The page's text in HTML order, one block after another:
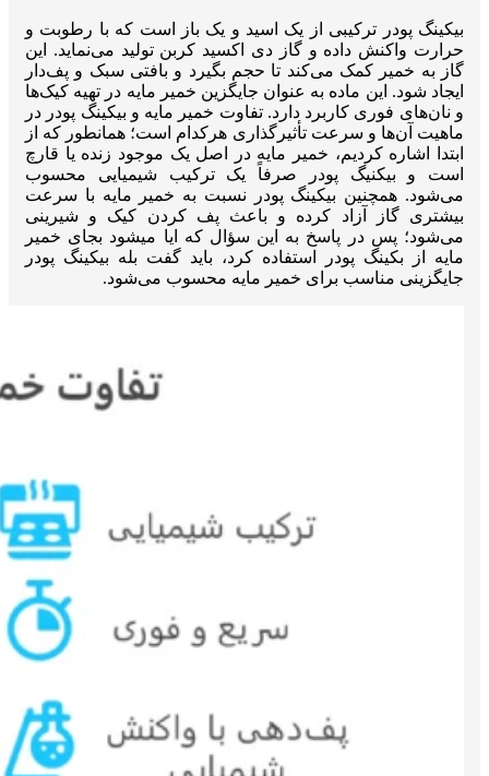
بیکینگ پودر ترکیبی از یک اسید و یک باز است که با رطوبت و
حرارت واکنش داده و گاز دی ‌اکسید کربن تولید می‌نماید. این
گاز به خمیر کمک می‌کند تا حجم بگیرد و بافتی سبک و پف‌دار
ایجاد شود. این ماده به عنوان جایگزین خمیر مایه در تهیه کیک‌ها
و نان‌های فوری کاربرد دارد. تفاوت خمیر مایه و بیکینگ پودر در
ماهیت آن‌ها و سرعت تأثیرگذاری هرکدام است؛ همانطور که از
ابتدا اشاره کردیم، خمیر مایه در اصل یک موجود زنده یا قارچ
است و بیکنیگ پودر صرفاً یک ترکیب شیمیایی محسوب
می‌شود. همچنین بیکینگ پودر نسبت به خمیر مایه با سرعت
بیشتری گاز آزاد کرده و باعث پف کردن کیک و شیرینی
می‌شود؛ پس در پاسخ به این سؤال که ایا میشود بجای خمیر
مایه از بکینگ پودر استفاده کرد، باید گفت بله بیکینگ پودر
جایگزینی مناسب برای خمیر مایه محسوب می‌شود.